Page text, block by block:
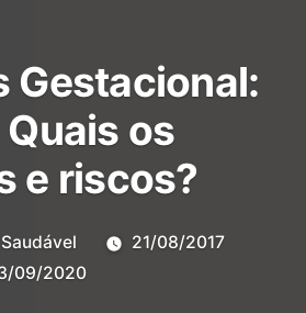
Gestacional:
os
e riscos?
21/08/2017
09/2020